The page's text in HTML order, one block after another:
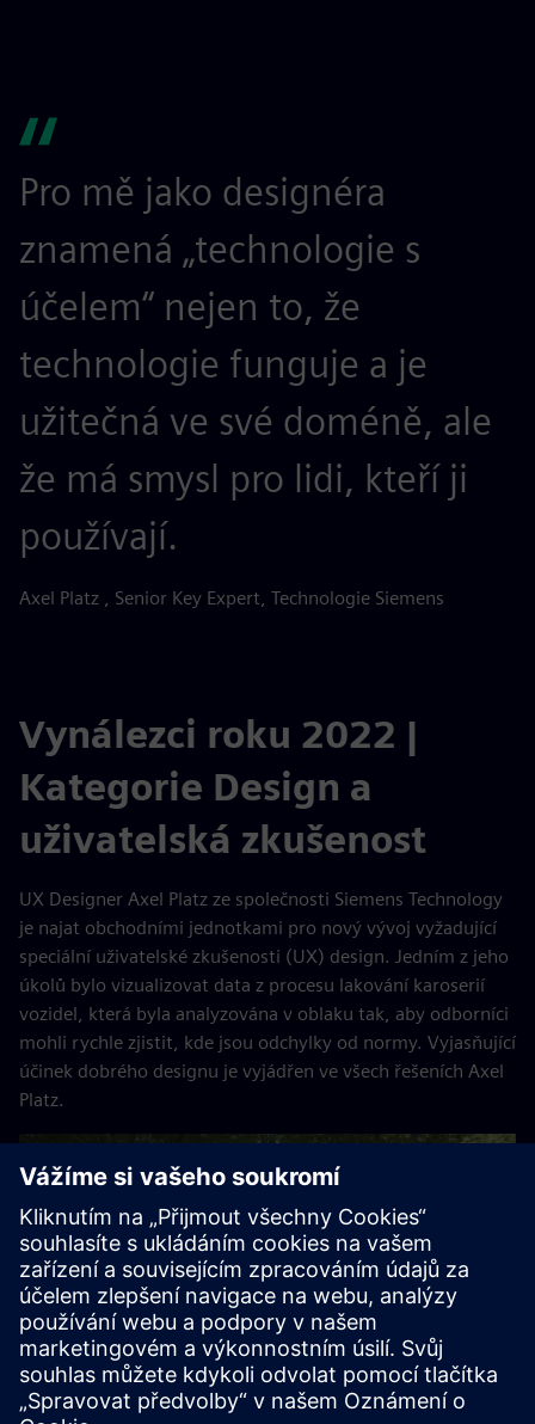
Pro mě jako designéra
znamená „technologie s
účelem“ nejen to, že
technologie funguje a je
užitečná ve své doméně, ale
že má smysl pro lidi, kteří ji
používají.
Axel Platz , Senior Key Expert, Technologie Siemens
Vynálezci roku 2022 |
Kategorie Design a
uživatelská zkušenost
UX Designer Axel Platz ze společnosti Siemens Technology
je najat obchodními jednotkami pro nový vývoj vyžadující
speciální uživatelské zkušenosti (UX) design. Jedním z jeho
úkolů bylo vizualizovat data z procesu lakování karoserií
vozidel, která byla analyzována v oblaku tak, aby odborníci
mohli rychle zjistit, kde jsou odchylky od normy. Vyjasňující
účinek dobrého designu je vyjádřen ve všech řešeních Axel
Platz.
Play
03:42
Mute Settings
PIP
Play